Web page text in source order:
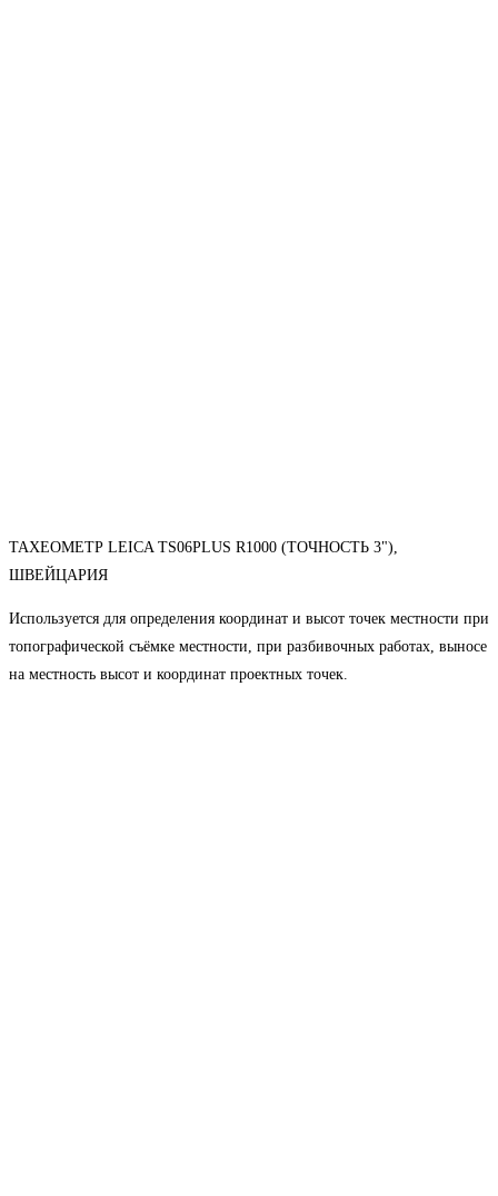
ТАХЕОМЕТР LEICA TS06PLUS R1000 (ТОЧНОСТЬ 3"),
ШВЕЙЦАРИЯ
Используется для определения координат и высот точек местности при
топографической съёмке местности, при разбивочных работах, выносе
на местность высот и координат проектных точек.